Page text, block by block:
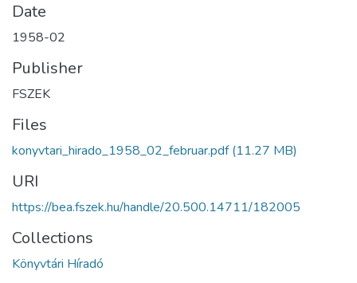
Date
1958-02
Publisher
FSZEK
Files
konyvtari_hirado_1958_02_februar.pdf(11.27 MB)
URI
https://bea.fszek.hu/handle/20.500.14711/182005
Collections
Könyvtári Híradó